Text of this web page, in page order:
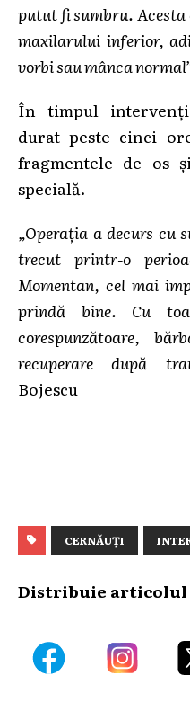
putut fi sumbru.
maxilarului inferior,
vorbi sau mânca
În timpul
durat peste cinci
fragmentele de os
specială.
„Operația a decurs cu
trecut printr-o
Momentan, cel mai
prindă bine. Cu
corespunzătoare,
recuperare după
Bojescu
CERNĂUȚI
Distribuie articolul